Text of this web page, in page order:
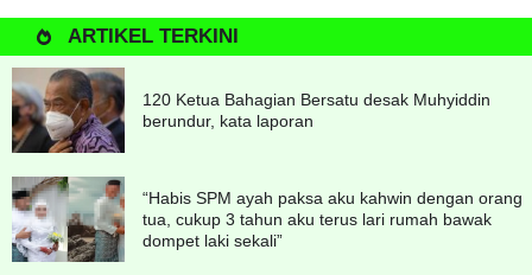
ARTIKEL TERKINI
120 Ketua Bahagian Bersatu desak Muhyiddin
berundur, kata laporan
“Habis SPM ayah paksa aku kahwin dengan orang
tua, cukup 3 tahun aku terus lari rumah bawak
dompet laki sekali”